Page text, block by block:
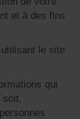
et à des fins
le site
qui
soit,